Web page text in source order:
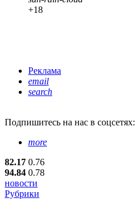
+18
Реклама
email
search
Подпишитесь на нас в соцсетях:
more
82.17 0.76
94.84 0.78
новости
Рубрики